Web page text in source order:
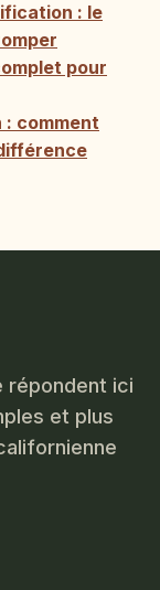
: le
pour
: comment
répondent ici
et plus